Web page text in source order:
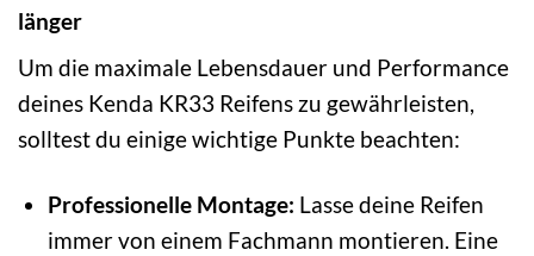
länger
Um die maximale Lebensdauer und Performance
deines Kenda KR33 Reifens zu gewährleisten,
solltest du einige wichtige Punkte beachten:
Professionelle Montage: Lasse deine Reifen
immer von einem Fachmann montieren. Eine